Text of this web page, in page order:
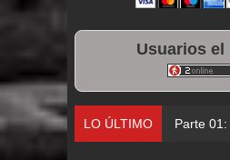
Usuarios el
LO ÚLTIMO Parte 01: